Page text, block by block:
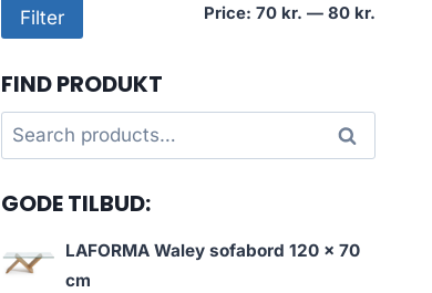
Min
Max
Filter Price: 70 kr. — 80 kr.
FIND PRODUKT
Search
for:
Search
GODE TILBUD:
LAFORMA Waley sofabord 120 x 70
cm